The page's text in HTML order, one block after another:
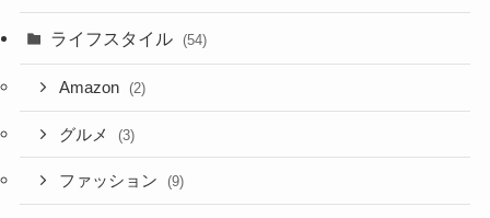
ライフスタイル (54)
Amazon (2)
グルメ (3)
ファッション (9)